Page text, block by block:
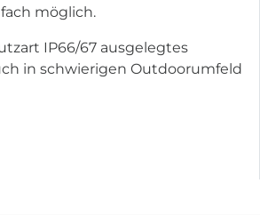
möglich.
IP66/67 ausgelegtes
in schwierigen Outdoorumfeld